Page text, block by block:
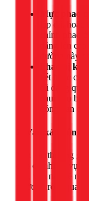
Mực phao
lắp đặt
chỉnh phao
dâng lên
đường này
Phao bị kẹt
két hoặc
cũ dạng
chui vào
đóng van cấp.
2. Van xả không
Van xả (thường
dẻo có nhiệm vụ
nút, van này sẽ
nước sẽ rò rỉ qua